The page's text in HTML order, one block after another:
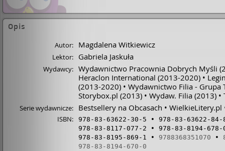
Opis
Autor: Magdalena Witkiewicz
Lektor: Gabriela Jaskuła
Wydawcy: Wydawnictwo Pracownia Dobrych Myśli
Heraclon International (2013-2020)
(2013-2020)
Wydawnictwo Filia - Grupa
Storybox.pl (2013) Wydaw. Filia (2013)
Serie wydawnicze: Bestsellery na Obcasach WielkieLitery.pl
ISBN: 978-83-63622-30-5
978-83-63622-84-
978-83-8117-077-2
978-83-8194-678-
978-83-8195-869-1
9788368351070
978-83-8194-670-0